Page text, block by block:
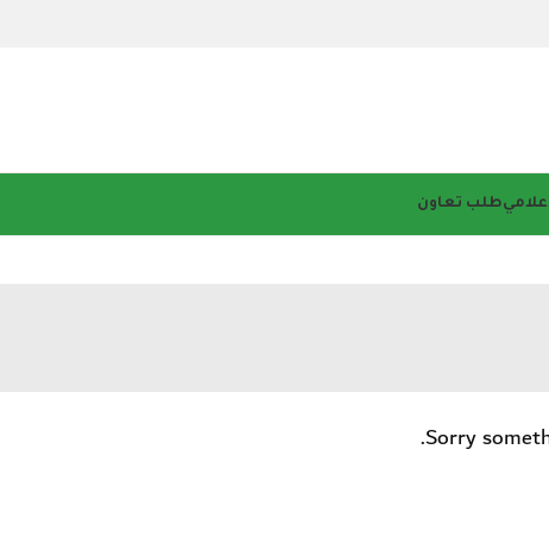
طلب تعاون
Sorry